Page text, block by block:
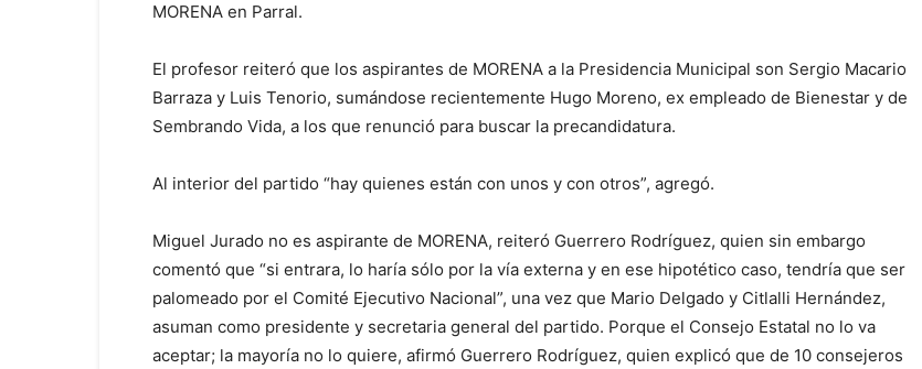
MORENA en Parral.
El profesor reiteró que los aspirantes de MORENA a la Presidencia Municipal son Sergio Macario
Barraza y Luis Tenorio, sumándose recientemente Hugo Moreno, ex empleado de Bienestar y de
Sembrando Vida, a los que renunció para buscar la precandidatura.
Al interior del partido “hay quienes están con unos y con otros”, agregó.
Miguel Jurado no es aspirante de MORENA, reiteró Guerrero Rodríguez, quien sin embargo
comentó que “si entrara, lo haría sólo por la vía externa y en ese hipotético caso, tendría que ser
palomeado por el Comité Ejecutivo Nacional”, una vez que Mario Delgado y Citlalli Hernández,
asuman como presidente y secretaria general del partido. Porque el Consejo Estatal no lo va
aceptar; la mayoría no lo quiere, afirmó Guerrero Rodríguez, quien explicó que de 10 consejeros